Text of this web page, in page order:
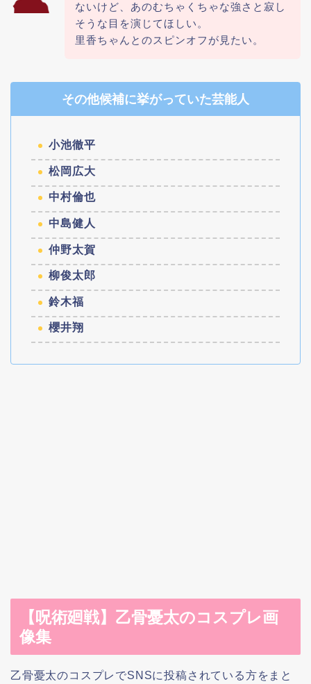
ないけど、あのむちゃくちゃな強さと寂し
そうな目を演じてほしい。
里香ちゃんとのスピンオフが見たい。
その他候補に挙がっていた芸能人
小池徹平
松岡広大
中村倫也
中島健人
仲野太賀
柳俊太郎
鈴木福
櫻井翔
【呪術廻戦】乙骨憂太のコスプレ画
像集
乙骨憂太のコスプレでSNSに投稿されている方をまと